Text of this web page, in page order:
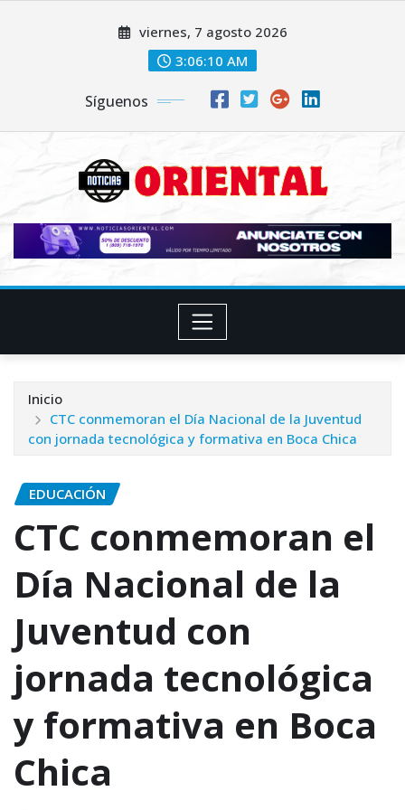
viernes, 7 agosto 2026
3:06:12 AM
Síguenos
Inicio
CTC conmemoran el Día Nacional de la Juventud
con jornada tecnológica y formativa en Boca Chica
EDUCACIÓN
CTC conmemoran el
Día Nacional de la
Juventud con
jornada tecnológica
y formativa en Boca
Chica